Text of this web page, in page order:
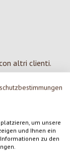
um unsere
und Ihnen ein
zu den
altri clienti.